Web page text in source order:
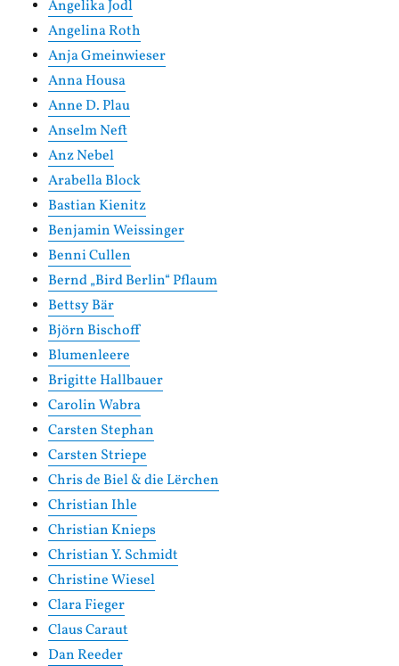
Angelika Jodl
Angelina Roth
Anja Gmeinwieser
Anna Housa
Anne D. Plau
Anselm Neft
Anz Nebel
Arabella Block
Bastian Kienitz
Benjamin Weissinger
Benni Cullen
Bernd „Bird Berlin“ Pflaum
Bettsy Bär
Björn Bischoff
Blumenleere
Brigitte Hallbauer
Carolin Wabra
Carsten Stephan
Carsten Striepe
Chris de Biel & die Lërchen
Christian Ihle
Christian Knieps
Christian Y. Schmidt
Christine Wiesel
Clara Fieger
Claus Caraut
Dan Reeder